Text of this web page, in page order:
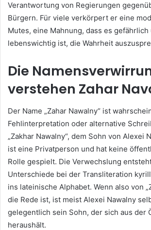
Verantwortung von Regierungen
Bürgern. Für viele verkörpert er eine
Mutes, eine Mahnung, dass es
lebenswichtig ist, die Wahrheit
Die
verstehen Zahar
Der Name „Zahar Nawalny“ ist
Fehlinterpretation oder alternative
„Zakhar Nawalny“, dem Sohn von Alexei
ist eine Privatperson und hat keine
Rolle gespielt. Die Verwechslung
Unterschiede bei der Transliteration
ins lateinische Alphabet. Wenn also von
die Rede ist, ist meist Alexei Nawalny
gelegentlich sein Sohn, der sich aus der
heraushält.